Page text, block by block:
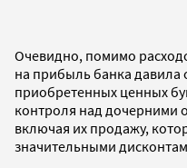
Очевидно, помимо
на прибыль банка давила
приобретенных ценных
контроля над дочерними
включая их продажу,
значительными